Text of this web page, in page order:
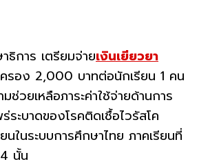
ธิการ เตรียมจ่ายเงินเยียวยา
รอง 2,000 บาทต่อนักเรียน 1 คน
ช่วยเหลือภาระค่าใช้จ่ายด้านการ
ะบาดของโรคติดเชื้อไวรัสโค
ในระบบการศึกษาไทย ภาคเรียนที่
นั้น